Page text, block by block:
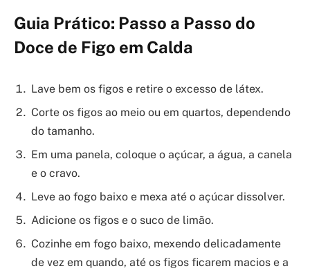
Guia Prático: Passo a Passo do
Doce de Figo em Calda
Lave bem os figos e retire o excesso de látex.
Corte os figos ao meio ou em quartos, dependendo
do tamanho.
Em uma panela, coloque o açúcar, a água, a canela
e o cravo.
Leve ao fogo baixo e mexa até o açúcar dissolver.
Adicione os figos e o suco de limão.
Cozinhe em fogo baixo, mexendo delicadamente
de vez em quando, até os figos ficarem macios e a